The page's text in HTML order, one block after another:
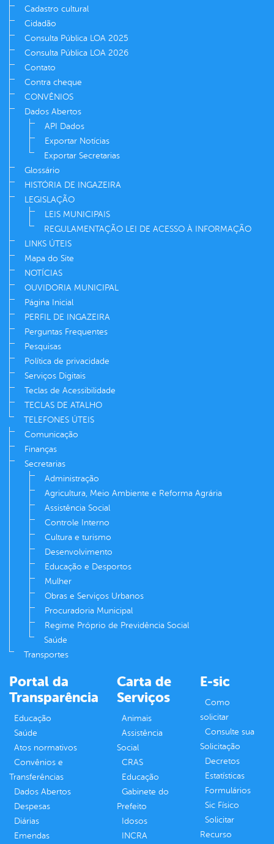
Cadastro cultural
Cidadão
Consulta Pública LOA 2025
Consulta Pública LOA 2026
Contato
Contra cheque
CONVÊNIOS
Dados Abertos
API Dados
Exportar Notícias
Exportar Secretarias
Glossário
HISTÓRIA DE INGAZEIRA
LEGISLAÇÃO
LEIS MUNICIPAIS
REGULAMENTAÇÃO LEI DE ACESSO À INFORMAÇÃO
LINKS ÚTEIS
Mapa do Site
NOTÍCIAS
OUVIDORIA MUNICIPAL
Página Inicial
PERFIL DE INGAZEIRA
Perguntas Frequentes
Pesquisas
Política de privacidade
Serviços Digitais
Teclas de Acessibilidade
TECLAS DE ATALHO
TELEFONES ÚTEIS
Comunicação
Finanças
Secretarias
Administração
Agricultura, Meio Ambiente e Reforma Agrária
Assistência Social
Controle Interno
Cultura e turismo
Desenvolvimento
Educação e Desportos
Mulher
Obras e Serviços Urbanos
Procuradoria Municipal
Regime Próprio de Previdência Social
Saúde
Transportes
Portal da
Transparência
Educação
Saúde
Atos normativos
Convênios e
Transferências
Dados Abertos
Despesas
Diárias
Emendas
Carta de
Serviços
Animais
Assistência
Social
CRAS
Educação
Gabinete do
Prefeito
Idosos
INCRA
E-sic
Como
solicitar
Consulte sua
Solicitação
Decretos
Estatísticas
Formulários
Sic Físico
Solicitar
Recurso